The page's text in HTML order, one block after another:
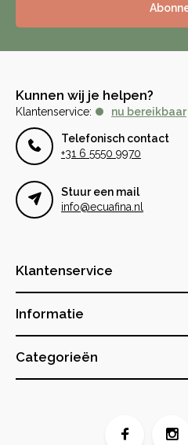
Kunnen wij je helpen?
Klantenservice: nu bereikbaar
Telefonisch contact
+31 6 5550 9970
Stuur een mail
info@ecuafina.nl
Klantenservice
Informatie
Categorieën